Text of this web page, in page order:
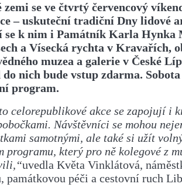
zemi se ve čtvrtý červencový
– uskuteční tradiční Dny lidové
se k nim i Památník Karla Hynka
a Vísecká rychta v Kravařích,
muzea a galerie v České
nich bude vstup zdarma.
program.
celorepublikové akce se zapojují i
Návštěvníci se mohou
samotnými, ale také si užít
programu, který pro ně kolegové z
uvedla Květa Vinklátová,
památkovou péči a cestovní ruch